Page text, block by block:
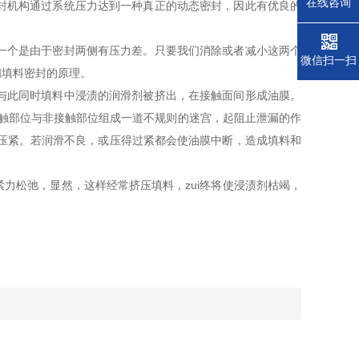
通过系统压力达到一种真正的动态密封，因此有优良的
由于密封两侧有压力差。只要我们消除或者减小这两个
料密封的原理。
时填料中浸渍的润滑剂被挤出，在接触面间形成油膜。
部位与非接触部位组成一道不规则的迷宫，起阻止泄漏的作
紧。若润滑不良，或压得过紧都会使油膜中断，造成填料和
弛，显然，这样经常挤压填料，zui终将使浸渍剂枯竭，
微信扫一扫